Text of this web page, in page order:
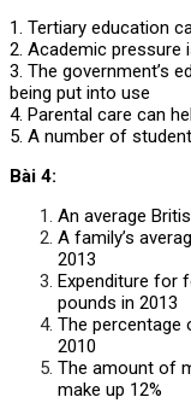
1. Tertiary education
2. Academic pressure
3. The government’s
being put into use
4. Parental care can
5. A number of
Bài 4:
An average
A family’s
2013
Expenditure for
pounds in 2013
The percentage
2010
The amount of
make up 12%